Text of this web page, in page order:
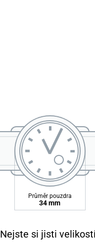
Průměr pouzdra
34 mm
Nejste si jisti